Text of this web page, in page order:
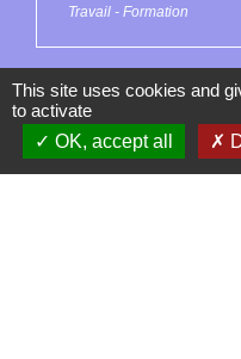
Travail - Formation
Signaler
This site uses cookies and
to activate
OK, accept all